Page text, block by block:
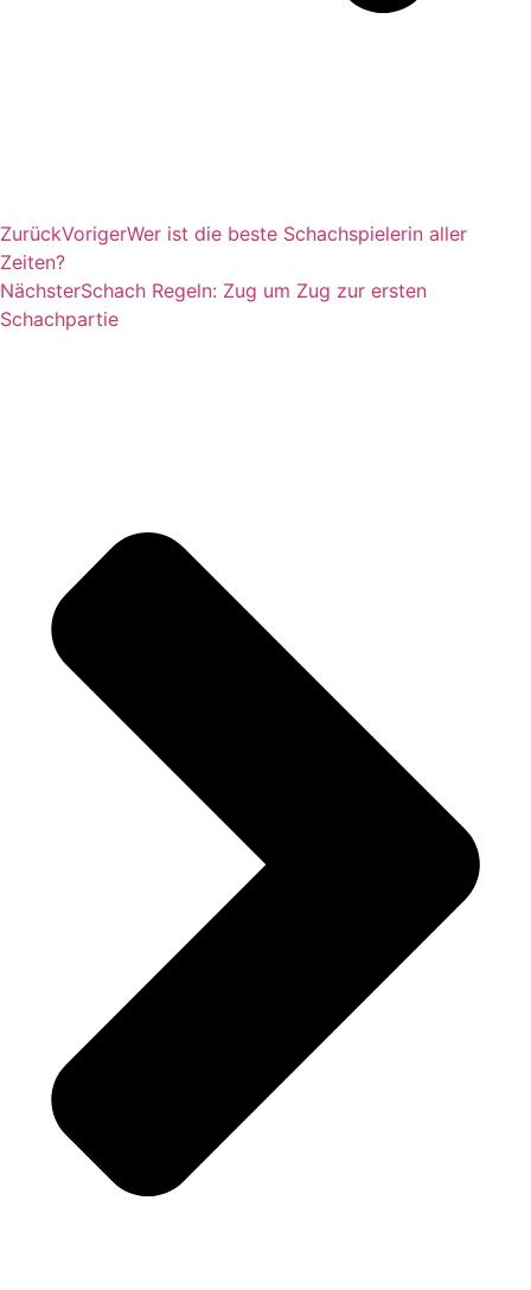
ZurückVorigerWer ist die beste Schachspielerin aller
Zeiten?
NächsterSchach Regeln: Zug um Zug zur ersten
Schachpartie